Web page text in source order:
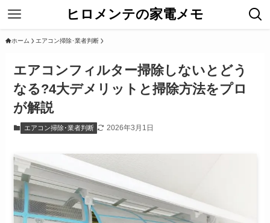
ヒロメンテの家電メモ
ホーム エアコン掃除･業者判断
エアコンフィルター掃除しないとどう
なる?4大デメリットと掃除方法をプロ
が解説
エアコン掃除･業者判断 2026年3月1日